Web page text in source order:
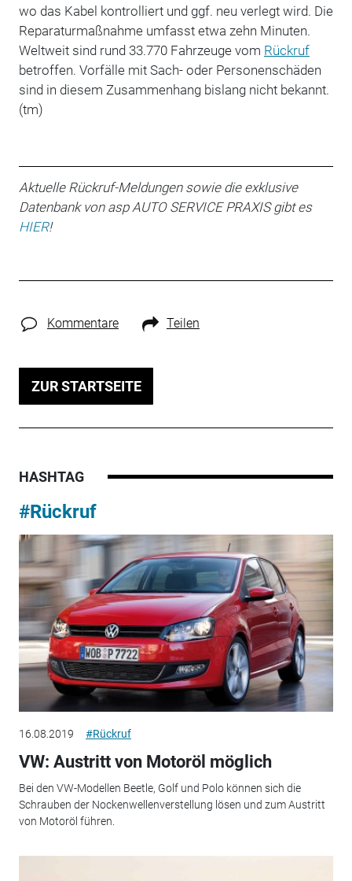
wo das Kabel kontrolliert und ggf. neu verlegt wird. Die
Reparaturmaßnahme umfasst etwa zehn Minuten.
Weltweit sind rund 33.770 Fahrzeuge vom Rückruf
betroffen. Vorfälle mit Sach- oder Personenschäden
sind in diesem Zusammenhang bislang nicht bekannt.
(tm)
Aktuelle Rückruf-Meldungen sowie die exklusive
Datenbank von asp AUTO SERVICE PRAXIS gibt es
HIER!
Kommentare Teilen
ZUR STARTSEITE
HASHTAG
#Rückruf
16.08.2019 #Rückruf
VW: Austritt von Motoröl möglich
Bei den VW-Modellen Beetle, Golf und Polo können sich die
Schrauben der Nockenwellenverstellung lösen und zum Austritt
von Motoröl führen.